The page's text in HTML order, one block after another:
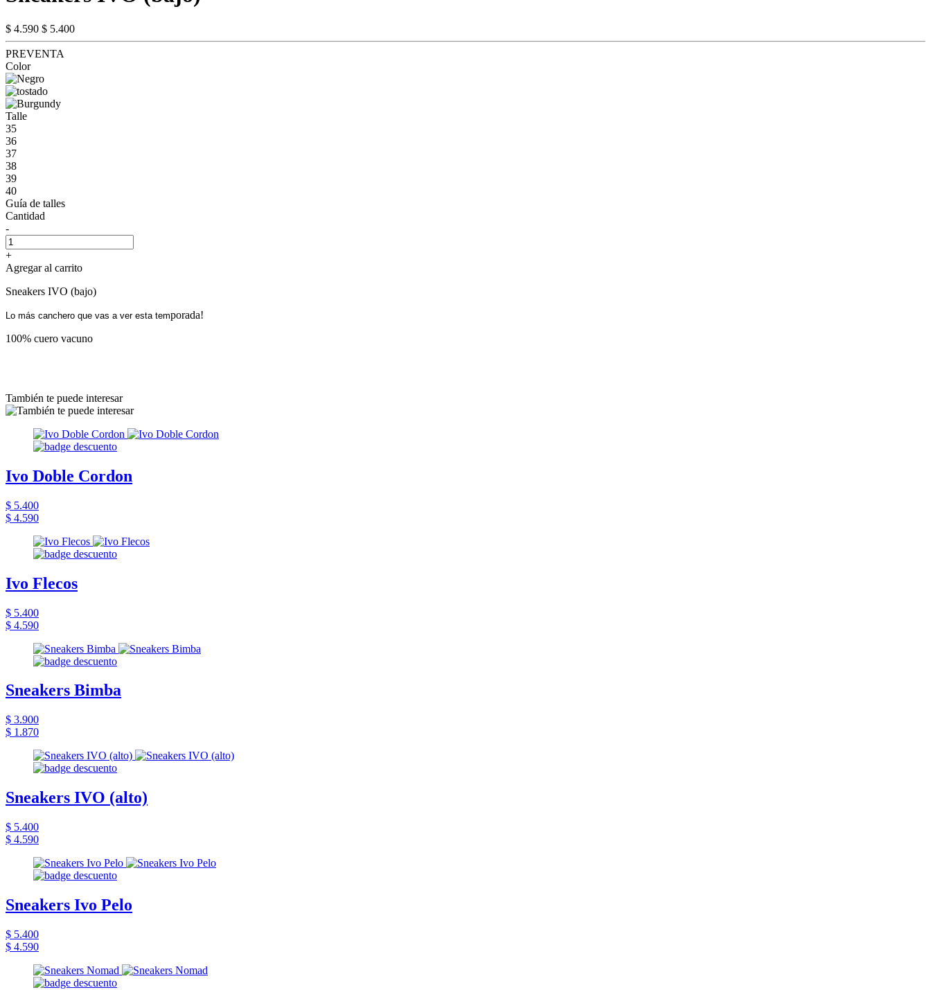
$ 4.590 $ 5.400
PREVENTA
Color
Talle
35
36
37
38
39
40
Guía de talles
Cantidad
-
+
Agregar al carrito
Sneakers IVO (bajo)
Lo más canchero que vas a ver esta temporada!
100% cuero vacuno
También te puede interesar
Ivo Doble Cordon
$ 5.400
$ 4.590
Ivo Flecos
$ 5.400
$ 4.590
Sneakers Bimba
$ 3.900
$ 1.870
Sneakers IVO (alto)
$ 5.400
$ 4.590
Sneakers Ivo Pelo
$ 5.400
$ 4.590